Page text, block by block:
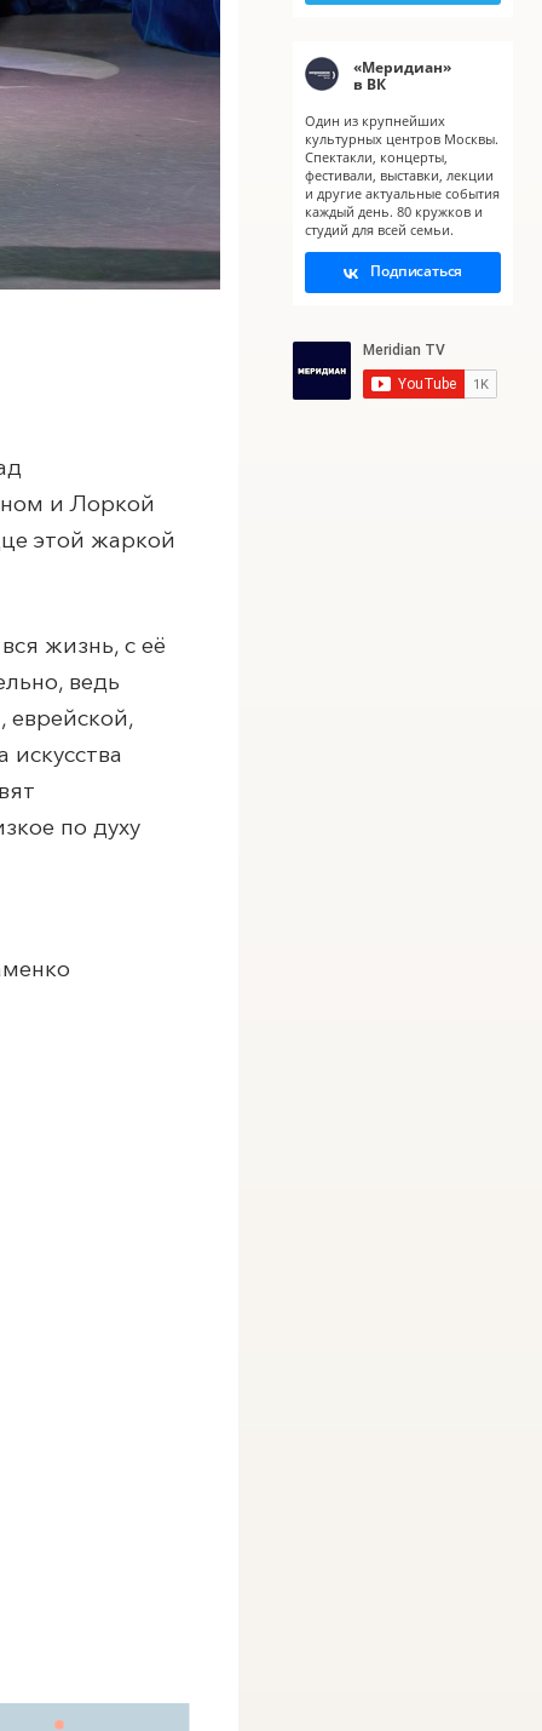
X
и Лоркой
этой жаркой
жизнь, с её
ведь
еврейской,
по духу
«Меридиан»
в ВК
Один из крупнейших
культурных центров Москвы.
Спектакли, концерты,
фестивали, выставки, лекции
и другие актуальные события
каждый день. 80 кружков и
студий для всей семьи.
Подписаться